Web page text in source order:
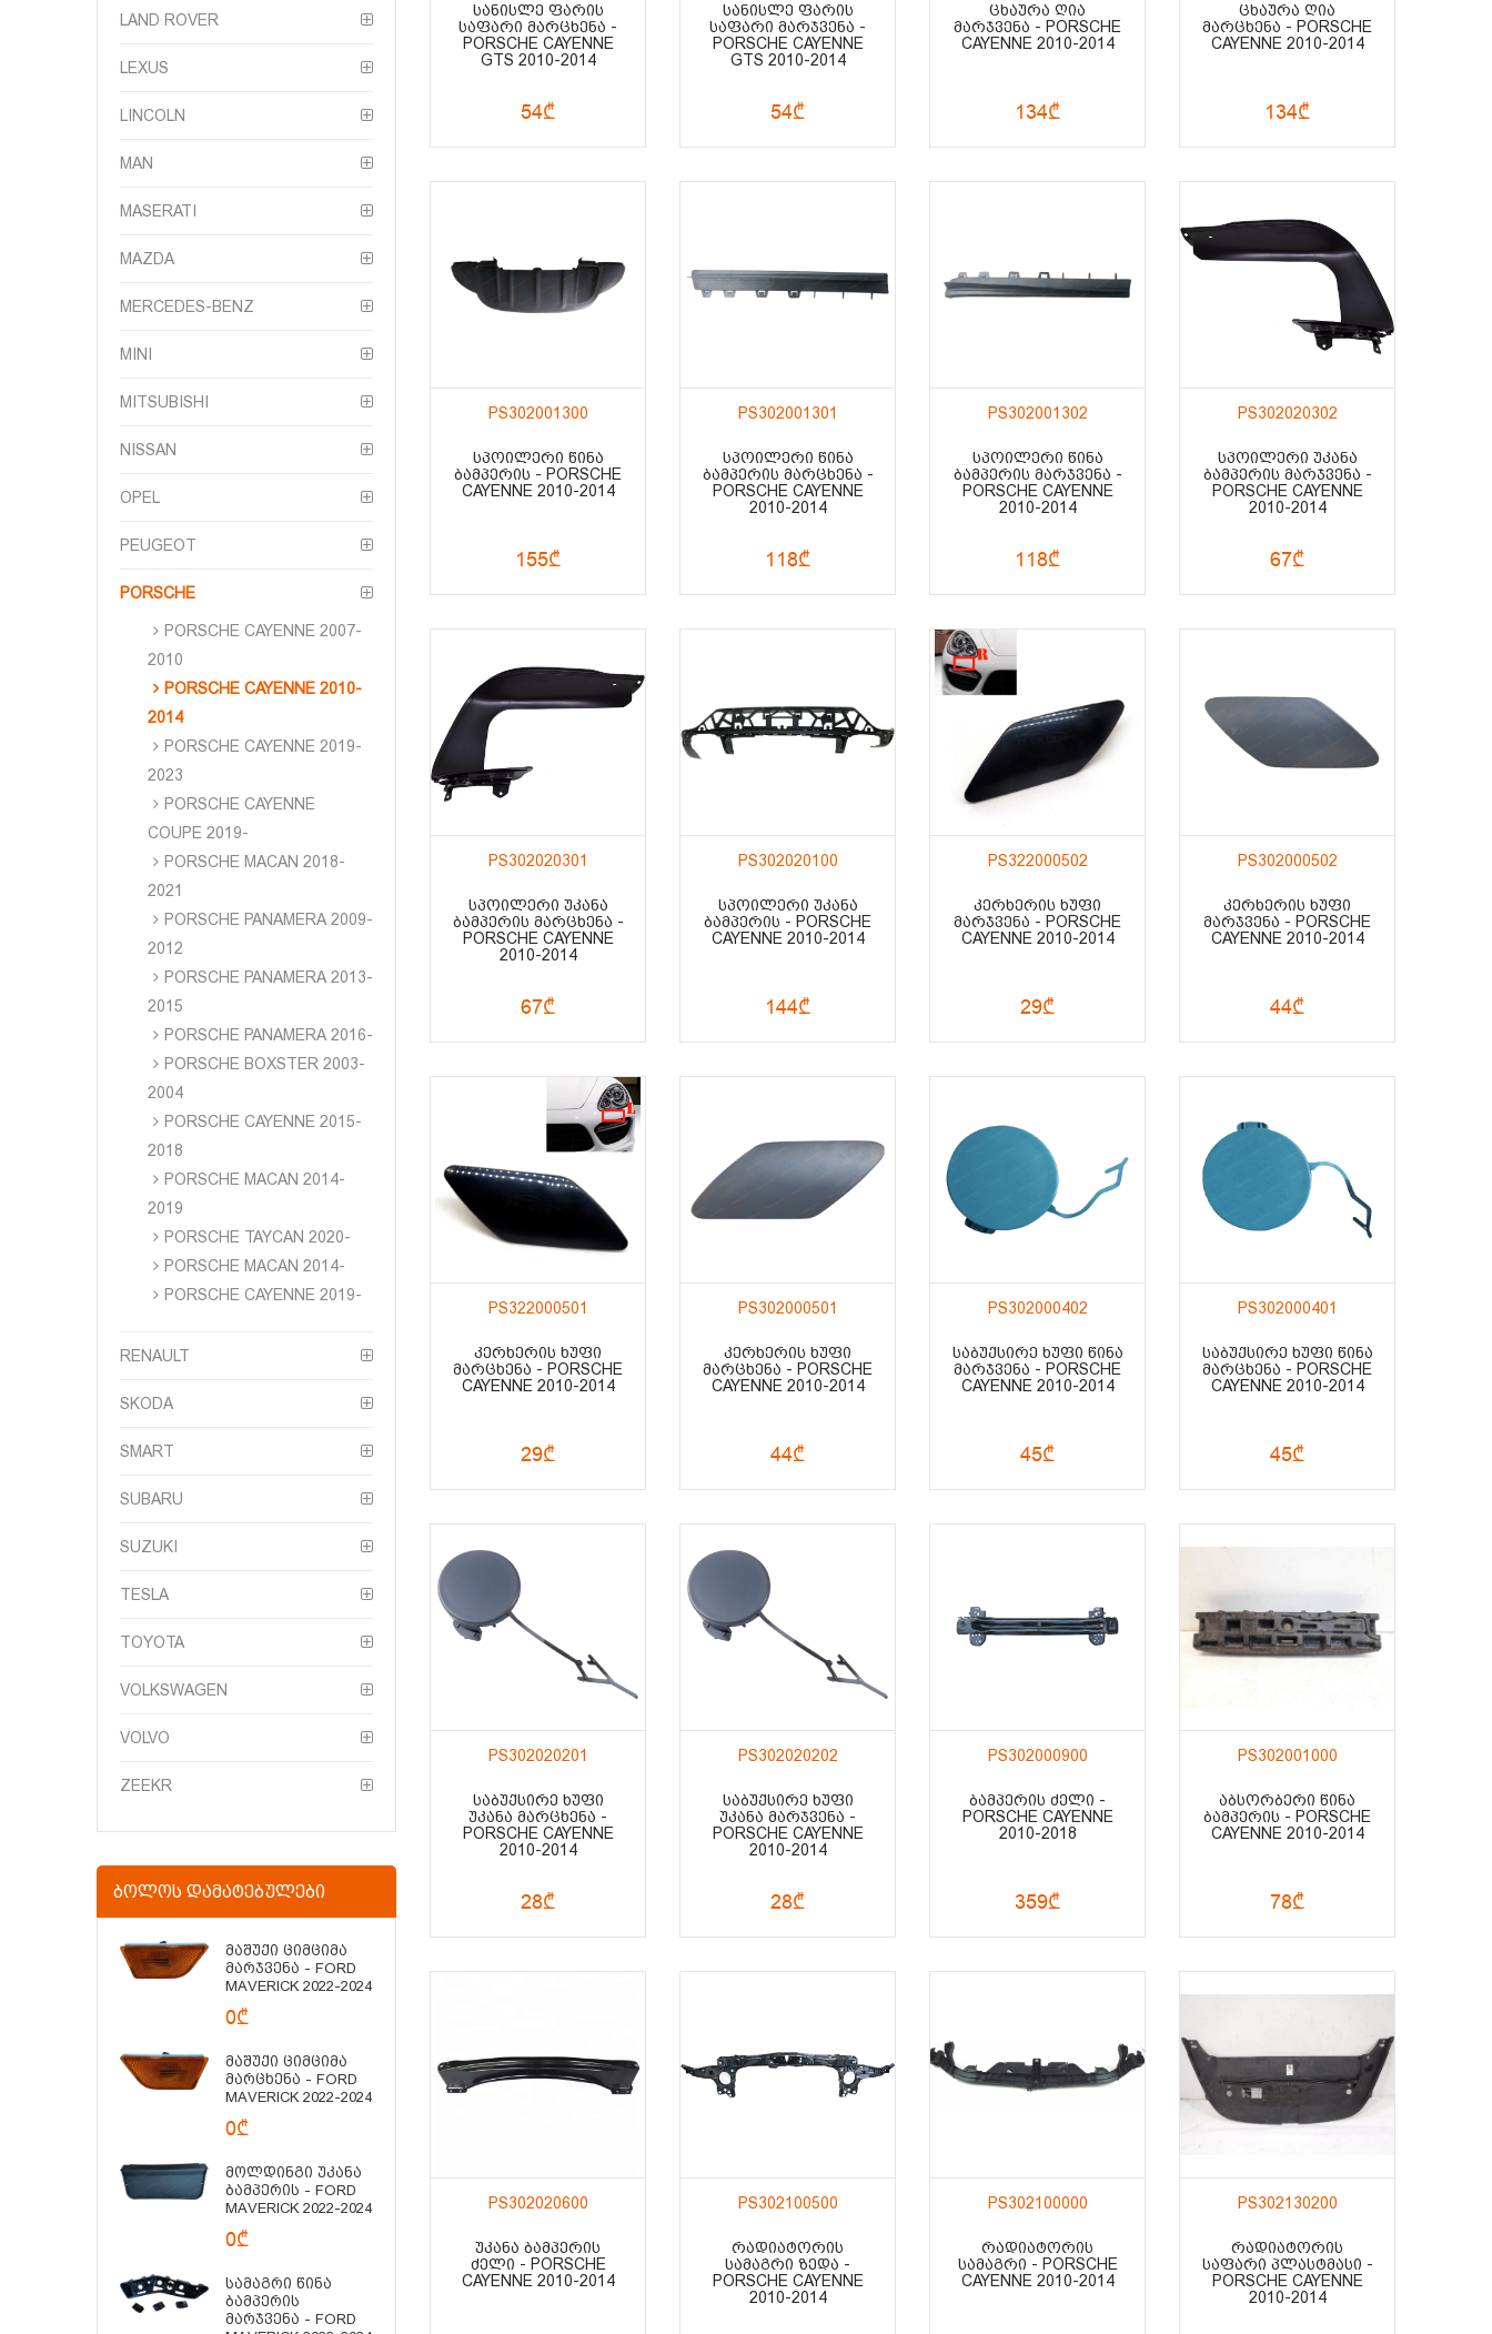
LAND ROVER
LEXUS
LINCOLN
MAN
MASERATI
MAZDA
MERCEDES-BENZ
MINI
MITSUBISHI
NISSAN
OPEL
PEUGEOT
PORSCHE
PORSCHE CAYENNE 2007-
2010
PORSCHE CAYENNE 2010-
2014
PORSCHE CAYENNE 2019-
2023
PORSCHE CAYENNE
COUPE 2019-
PORSCHE MACAN 2018-
2021
PORSCHE PANAMERA 2009-
2012
PORSCHE PANAMERA 2013-
2015
PORSCHE PANAMERA 2016-
PORSCHE BOXSTER 2003-
2004
PORSCHE CAYENNE 2015-
2018
PORSCHE MACAN 2014-
2019
PORSCHE TAYCAN 2020-
PORSCHE MACAN 2014-
PORSCHE CAYENNE 2019-
RENAULT
SKODA
SMART
SUBARU
SUZUKI
TESLA
TOYOTA
VOLKSWAGEN
VOLVO
ZEEKR
ᲑᲝᲚᲝᲡ ᲓᲐᲛᲐᲢᲔᲑᲣᲚᲔᲑᲘ
Მაშუქი Ციმციმა
Მარჯვენა - FORD
MAVERICK 2022-2024
0₾
Მაშუქი Ციმციმა
Მარცხენა - FORD
MAVERICK 2022-2024
0₾
Მოლდინგი Უკანა
Ბამპერის - FORD
MAVERICK 2022-2024
0₾
Სამაგრი Წინა
Ბამპერის
Მარჯვენა - FORD
ᲡᲐᲜᲘᲡᲚᲔ ᲤᲐᲠᲘᲡ
ᲡᲐᲤᲐᲠᲘ ᲛᲐᲠᲪᲮᲔᲜᲐ -
PORSCHE CAYENNE
GTS 2010-2014
54₾
ᲡᲐᲜᲘᲡᲚᲔ ᲤᲐᲠᲘᲡ
ᲡᲐᲤᲐᲠᲘ ᲛᲐᲠᲯᲕᲔᲜᲐ -
PORSCHE CAYENNE
GTS 2010-2014
54₾
ᲪᲮᲐᲣᲠᲐ ᲦᲘᲐ
ᲛᲐᲠᲯᲕᲔᲜᲐ - PORSCHE
CAYENNE 2010-2014
134₾
ᲪᲮᲐᲣᲠᲐ ᲦᲘᲐ
ᲛᲐᲠᲪᲮᲔᲜᲐ - PORSCHE
CAYENNE 2010-2014
134₾
PS302001300
ᲡᲞᲝᲘᲚᲔᲠᲘ ᲬᲘᲜᲐ
ᲑᲐᲛᲞᲔᲠᲘᲡ - PORSCHE
CAYENNE 2010-2014
155₾
PS302001301
ᲡᲞᲝᲘᲚᲔᲠᲘ ᲬᲘᲜᲐ
ᲑᲐᲛᲞᲔᲠᲘᲡ ᲛᲐᲠᲪᲮᲔᲜᲐ -
PORSCHE CAYENNE
2010-2014
118₾
PS302001302
ᲡᲞᲝᲘᲚᲔᲠᲘ ᲬᲘᲜᲐ
ᲑᲐᲛᲞᲔᲠᲘᲡ ᲛᲐᲠᲯᲕᲔᲜᲐ -
PORSCHE CAYENNE
2010-2014
118₾
PS302020302
ᲡᲞᲝᲘᲚᲔᲠᲘ ᲣᲙᲐᲜᲐ
ᲑᲐᲛᲞᲔᲠᲘᲡ ᲛᲐᲠᲯᲕᲔᲜᲐ -
PORSCHE CAYENNE
2010-2014
67₾
PS302020301
ᲡᲞᲝᲘᲚᲔᲠᲘ ᲣᲙᲐᲜᲐ
ᲑᲐᲛᲞᲔᲠᲘᲡ ᲛᲐᲠᲪᲮᲔᲜᲐ -
PORSCHE CAYENNE
2010-2014
67₾
PS302020100
ᲡᲞᲝᲘᲚᲔᲠᲘ ᲣᲙᲐᲜᲐ
ᲑᲐᲛᲞᲔᲠᲘᲡ - PORSCHE
CAYENNE 2010-2014
144₾
PS322000502
ᲙᲔᲠᲮᲔᲠᲘᲡ ᲮᲣᲤᲘ
ᲛᲐᲠᲯᲕᲔᲜᲐ - PORSCHE
CAYENNE 2010-2014
29₾
PS302000502
ᲙᲔᲠᲮᲔᲠᲘᲡ ᲮᲣᲤᲘ
ᲛᲐᲠᲯᲕᲔᲜᲐ - PORSCHE
CAYENNE 2010-2014
44₾
PS322000501
ᲙᲔᲠᲮᲔᲠᲘᲡ ᲮᲣᲤᲘ
ᲛᲐᲠᲪᲮᲔᲜᲐ - PORSCHE
CAYENNE 2010-2014
29₾
PS302000501
ᲙᲔᲠᲮᲔᲠᲘᲡ ᲮᲣᲤᲘ
ᲛᲐᲠᲪᲮᲔᲜᲐ - PORSCHE
CAYENNE 2010-2014
44₾
PS302000402
ᲡᲐᲑᲣᲥᲡᲘᲠᲔ ᲮᲣᲤᲘ ᲬᲘᲜᲐ
ᲛᲐᲠᲯᲕᲔᲜᲐ - PORSCHE
CAYENNE 2010-2014
45₾
PS302000401
ᲡᲐᲑᲣᲥᲡᲘᲠᲔ ᲮᲣᲤᲘ ᲬᲘᲜᲐ
ᲛᲐᲠᲪᲮᲔᲜᲐ - PORSCHE
CAYENNE 2010-2014
45₾
PS302020201
ᲡᲐᲑᲣᲥᲡᲘᲠᲔ ᲮᲣᲤᲘ
ᲣᲙᲐᲜᲐ ᲛᲐᲠᲪᲮᲔᲜᲐ -
PORSCHE CAYENNE
2010-2014
28₾
PS302020202
ᲡᲐᲑᲣᲥᲡᲘᲠᲔ ᲮᲣᲤᲘ
ᲣᲙᲐᲜᲐ ᲛᲐᲠᲯᲕᲔᲜᲐ -
PORSCHE CAYENNE
2010-2014
28₾
PS302000900
ᲑᲐᲛᲞᲔᲠᲘᲡ ᲫᲔᲚᲘ -
PORSCHE CAYENNE
2010-2018
359₾
PS302001000
ᲐᲑᲡᲝᲠᲑᲔᲠᲘ ᲬᲘᲜᲐ
ᲑᲐᲛᲞᲔᲠᲘᲡ - PORSCHE
CAYENNE 2010-2014
78₾
PS302020600
ᲣᲙᲐᲜᲐ ᲑᲐᲛᲞᲔᲠᲘᲡ
ᲫᲔᲚᲘ - PORSCHE
CAYENNE 2010-2014
PS302100500
ᲠᲐᲓᲘᲐᲢᲝᲠᲘᲡ
ᲡᲐᲛᲐᲒᲠᲘ ᲖᲔᲓᲐ -
PORSCHE CAYENNE
2010-2014
PS302100000
ᲠᲐᲓᲘᲐᲢᲝᲠᲘᲡ
ᲡᲐᲛᲐᲒᲠᲘ - PORSCHE
CAYENNE 2010-2014
PS302130200
ᲠᲐᲓᲘᲐᲢᲝᲠᲘᲡ
ᲡᲐᲤᲐᲠᲘ ᲞᲚᲐᲡᲢᲛᲐᲡᲘ -
PORSCHE CAYENNE
2010-2014